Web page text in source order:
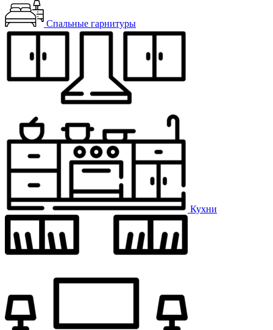
Спальные гарнитуры
Кухни